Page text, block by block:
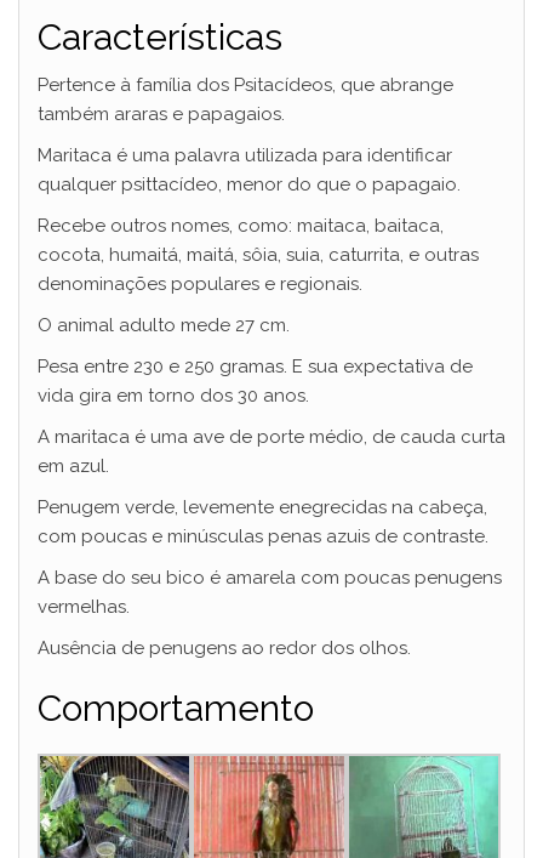
Características
Pertence à família dos Psitacídeos, que abrange
também araras e papagaios.
Maritaca é uma palavra utilizada para identificar
qualquer psittacídeo, menor do que o papagaio.
Recebe outros nomes, como: maitaca, baitaca,
cocota, humaitá, maitá, sôia, suia, caturrita, e outras
denominações populares e regionais.
O animal adulto mede 27 cm.
Pesa entre 230 e 250 gramas. E sua expectativa de
vida gira em torno dos 30 anos.
A maritaca é uma ave de porte médio, de cauda curta
em azul.
Penugem verde, levemente enegrecidas na cabeça,
com poucas e minúsculas penas azuis de contraste.
A base do seu bico é amarela com poucas penugens
vermelhas.
Ausência de penugens ao redor dos olhos.
Comportamento